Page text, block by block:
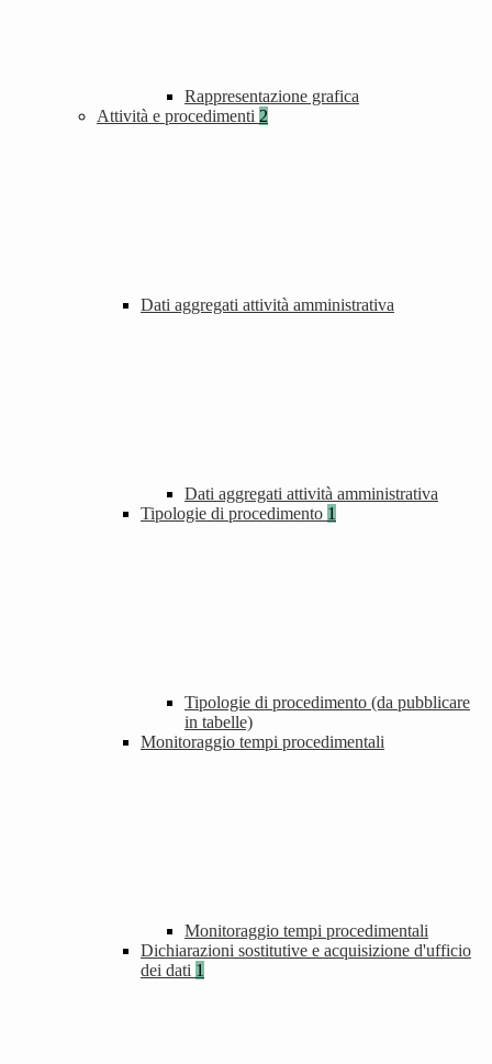
Rappresentazione grafica
Attività e procedimenti 2
Dati aggregati attività amministrativa
Dati aggregati attività amministrativa
Tipologie di procedimento 1
Tipologie di procedimento (da pubblicare
in tabelle)
Monitoraggio tempi procedimentali
Monitoraggio tempi procedimentali
Dichiarazioni sostitutive e acquisizione d'ufficio
dei dati 1